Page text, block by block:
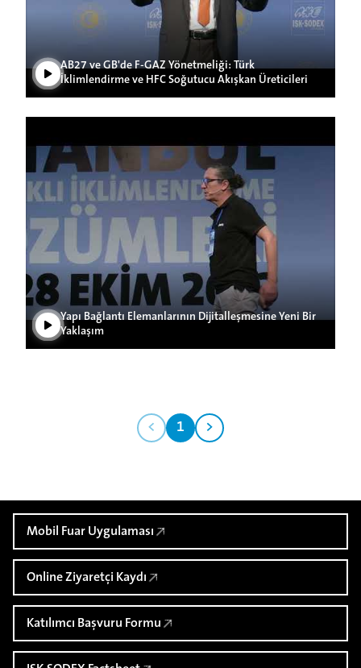
AB27 ve GB'de F-GAZ Yönetmeliği: Türk
İklimlendirme ve HFC Soğutucu Akışkan Üreticileri
Videoyu Oynat
Yapı Bağlantı Elemanlarının Dijitalleşmesine Yeni Bir
Yaklaşım
< 1 >
Mobil Fuar Uygulaması
Online Ziyaretçi Kaydı
Katılımcı Başvuru Formu